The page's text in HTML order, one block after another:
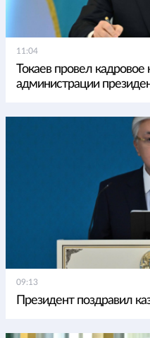
11:04
Токаев провел кадровое
администрации
09:13
Президент поздравил